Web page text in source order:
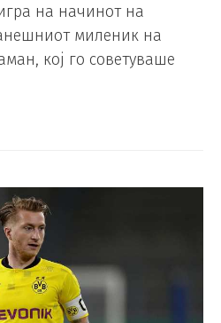
на начинот на
миленик на
кој го советуваше